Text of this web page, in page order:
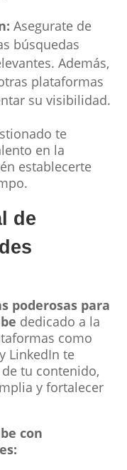
Asegurate de
búsquedas
Además,
plataformas
su visibilidad.
te
en la
establecerte
de
poderosas para
dedicado a la
como
LinkedIn te
tu contenido,
y fortalecer
con